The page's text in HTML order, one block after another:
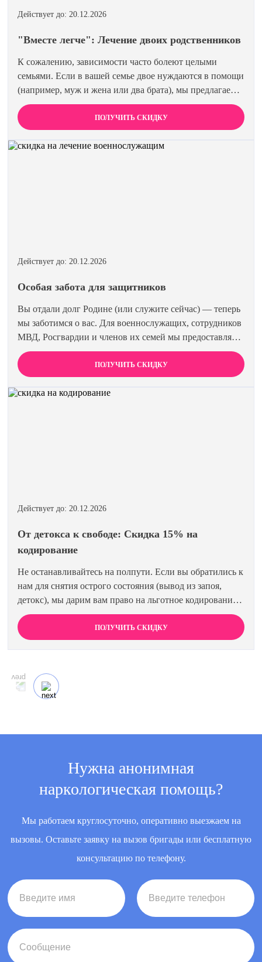
Действует до: 20.12.2026
"Вместе легче": Лечение двоих родственников
К сожалению, зависимости часто болеют целыми
семьями. Если в вашей семье двое нуждаются в помощи
(например, муж и жена или два брата), мы предлагаем
специальную цену на одновременное лечение. Второй
член семьи получает скидку 15%. Лечиться вместе
эффективнее и выгоднее.
ПОЛУЧИТЬ СКИДКУ
Действует до: 20.12.2026
Особая забота для защитников
Вы отдали долг Родине (или служите сейчас) — теперь
мы заботимся о вас. Для военнослужащих, сотрудников
МВД, Росгвардии и членов их семей мы предоставляем
скидку 15% на все виды лечения и кодирования.
Полная анонимность и уважение к вашему статусу
гарантированы. Действуйте по удостоверению.
ПОЛУЧИТЬ СКИДКУ
Действует до: 20.12.2026
От детокса к свободе: Скидка 15% на
кодирование
Не останавливайтесь на полпути. Если вы обратились к
нам для снятия острого состояния (вывод из запоя,
детокс), мы дарим вам право на льготное кодирование.
Просто предъявите документ об оплате первичной
процедуры, и получите скидку 15% на любой метод
кодирования в нашей клинике. Ваш путь к трезвости
ПОЛУЧИТЬ СКИДКУ
Нужна анонимная
наркологическая помощь?
Мы работаем круглосуточно, оперативно выезжаем на
вызовы. Оставьте заявку на вызов бригады или бесплатную
консультацию по телефону.